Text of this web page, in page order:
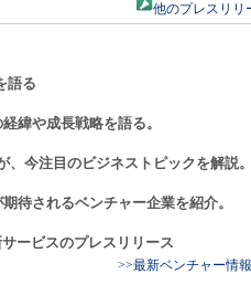
他のプレスリリ
語る
緯や成長戦略を語る。
、今注目のビジネストピックを解説。
待されるベンチャー企業を紹介。
ービスのプレスリリース
>>最新ベンチャー情